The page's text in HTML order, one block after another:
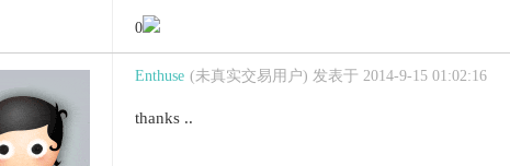
0
Enthuse (未真实交易用户) 发表于 2014-9-15 01:02:16
thanks ..